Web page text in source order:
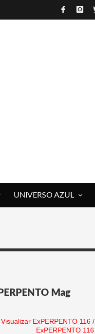
UNIVERSO AZUL
Mag
Visualizar ExPERPENTO 116 /
ExPERPENTO 116